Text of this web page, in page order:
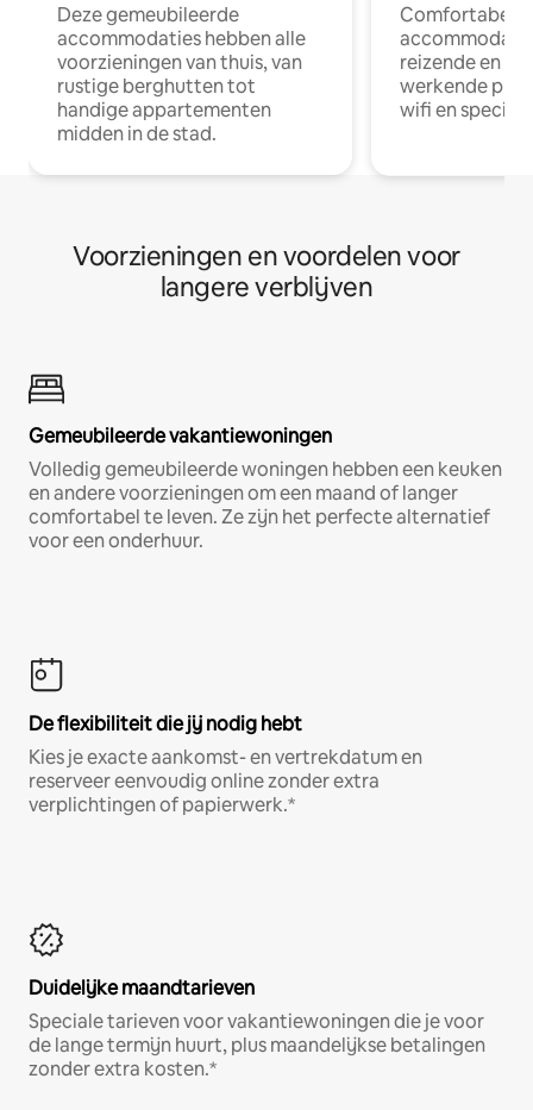
Deze gemeubileerde
accommodaties hebben alle
voorzieningen van thuis, van
rustige berghutten tot
handige appartementen
midden in de stad.
Comfortabele
reizende en
werkende
wifi en
Voorzieningen en voordelen voor
langere verblijven
Gemeubileerde vakantiewoningen
Volledig gemeubileerde woningen hebben een keuken
en andere voorzieningen om een maand of langer
comfortabel te leven. Ze zijn het perfecte alternatief
voor een onderhuur.
De flexibiliteit die jij nodig hebt
Kies je exacte aankomst- en vertrekdatum en
reserveer eenvoudig online zonder extra
verplichtingen of papierwerk.*
Duidelijke maandtarieven
Speciale tarieven voor vakantiewoningen die je voor
de lange termijn huurt, plus maandelijkse betalingen
zonder extra kosten.*